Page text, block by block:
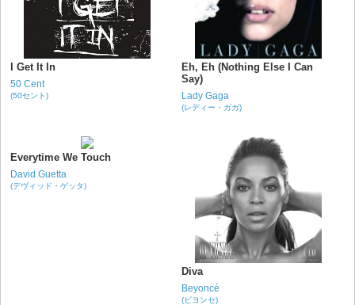
I Get It In
50 Cent
(50セント)
Eh, Eh (Nothing Else I Can
Say)
Lady Gaga
(レディー・ガガ)
Everytime We Touch
David Guetta
(デヴィッド・ゲッタ)
Diva
Beyoncé
(ビヨンセ)